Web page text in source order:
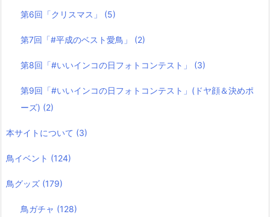
第6回「クリスマス」 (5)
第7回「#平成のベスト愛鳥」 (2)
第8回「#いいインコの日フォトコンテスト」 (3)
第9回「#いいインコの日フォトコンテスト」(ドヤ顔＆決めポ
ーズ) (2)
本サイトについて (3)
鳥イベント (124)
鳥グッズ (179)
鳥ガチャ (128)